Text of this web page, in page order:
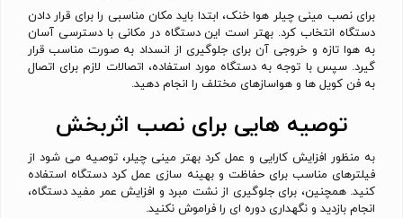
برای نصب مینی چیلر هوا خنک، ابتدا باید مکان مناسبی را برای قرار دادن
دستگاه انتخاب کرد. بهتر است این دستگاه در مکانی با دسترسی آسان
به هوا تازه و خروجی آن برای جلوگیری از انسداد به صورت مناسب قرار
گیرد. سپس با توجه به دستگاه مورد استفاده، اتصالات لازم برای اتصال
به فن کویل ها و هواسازهای مختلف را انجام دهید.
توصیه هایی برای نصب اثربخش
به منظور افزایش کارایی و عمل کرد بهتر مینی چیلر، توصیه می شود از
فیلترهای مناسب برای حفاظت و بهینه سازی عمل کرد دستگاه استفاده
کنید. همچنین، برای جلوگیری از نشت مبرد و افزایش عمر مفید دستگاه،
انجام بازدید و نگهداری دوره ای را فراموش نکنید.